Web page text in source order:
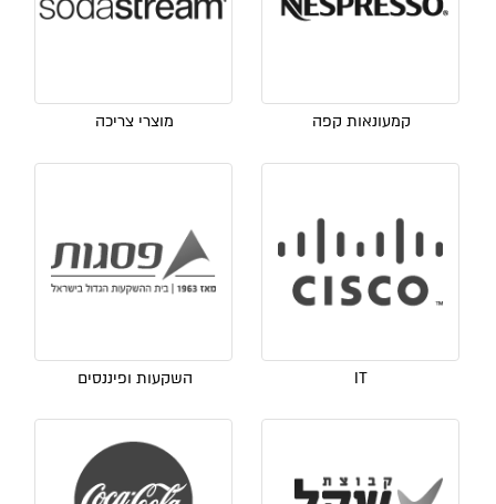
קמעונאות קפה מוצרי צריכה
IT השקעות ופיננסים